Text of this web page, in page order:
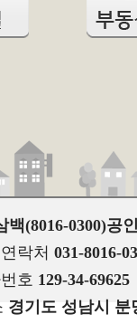
백(8016-0300)공
연락처 031-8016-
호 129-34-69625
경기도 성남시 분